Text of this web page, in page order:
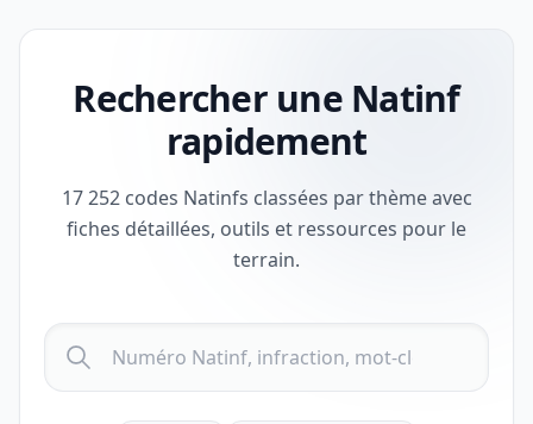
Rechercher une Natinf
rapidement
17 252 codes Natinfs classées par thème avec
fiches détaillées, outils et ressources pour le
terrain.
Recherche Natinf